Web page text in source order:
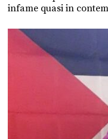
infame quasi in